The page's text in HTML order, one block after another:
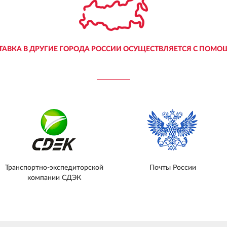
В ДРУГИЕ ГОРОДА РОССИИ ОСУЩЕСТВЛЯЕТСЯ С
Транспортно-экспедиторской
компании СДЭК
Почты России